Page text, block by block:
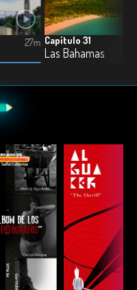
27m Capítulo 31
Las Bahamas
ESCUCHAR